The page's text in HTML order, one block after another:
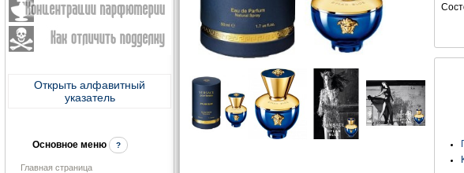
Открыть алфавитный
указатель
Основное меню ?
Главная страница